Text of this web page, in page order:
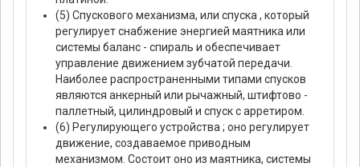
(5) Спускового механизма, или спуска , который
регулирует снабжение энергией маятника или
системы баланс - спираль и обеспечивает
управление движением зубчатой передачи.
Наиболее распространенными типами спусков
являются анкерный или рычажный, штифтово -
паллетный, цилиндровый и спуск с арретиром.
(6) Регулирующего устройства ; оно регулирует
движение, создаваемое приводным
механизмом. Состоит оно из маятника, системы